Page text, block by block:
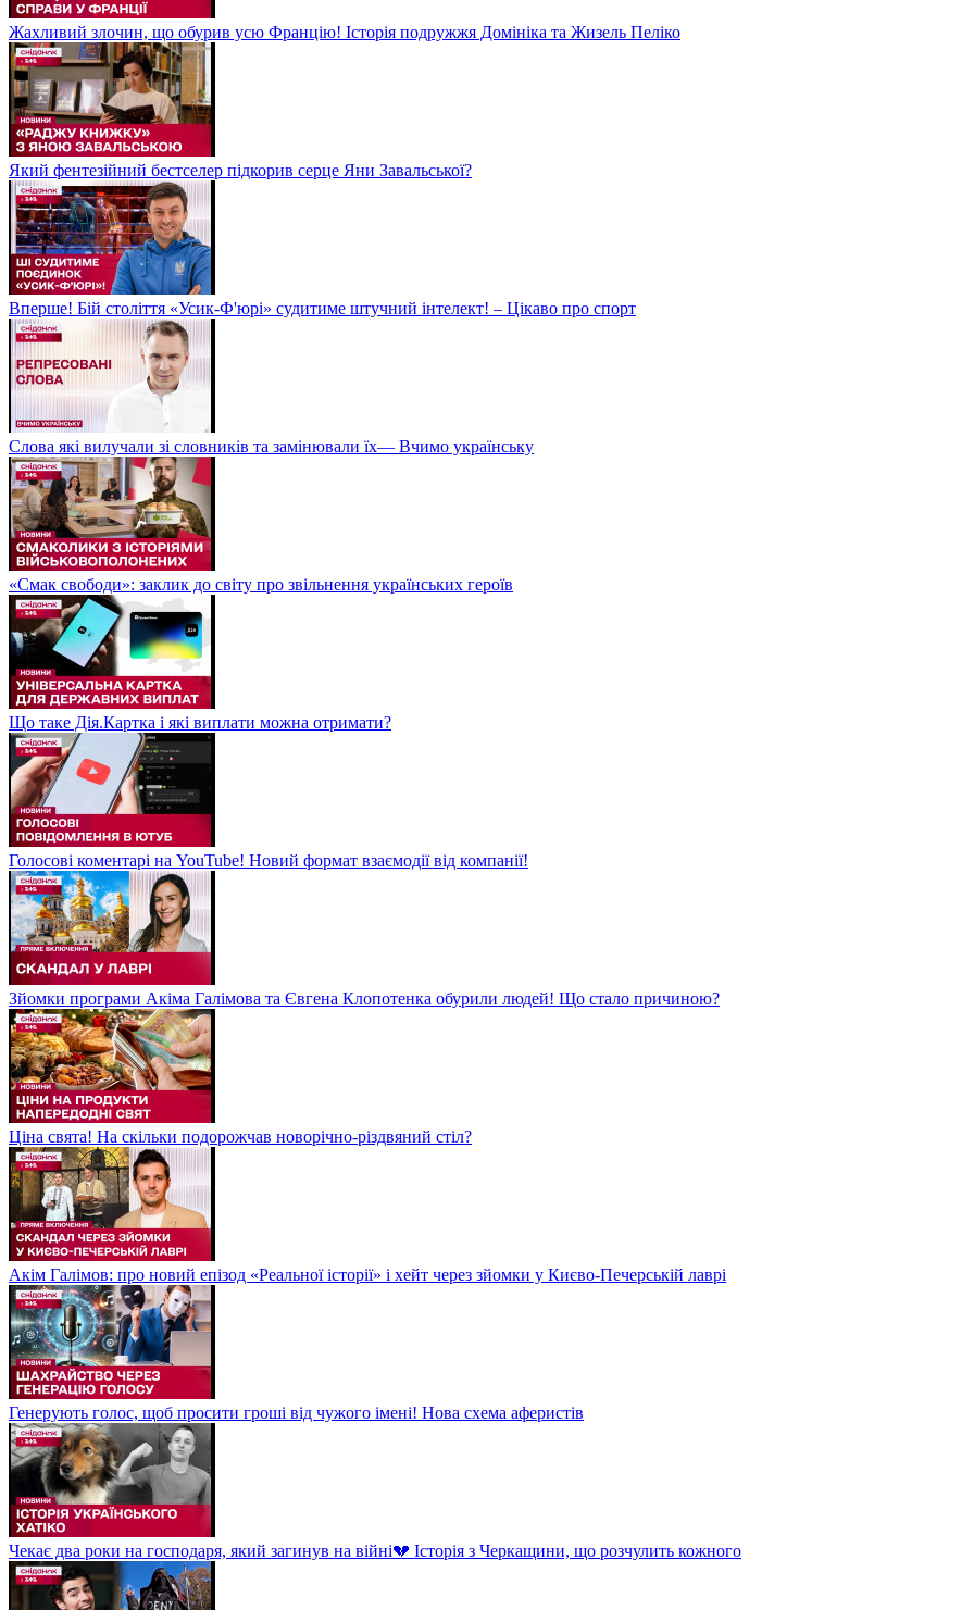
Жахливий злочин, що обурив усю Францію! Історія подружжя Домініка та Жизель Пеліко
Який фентезійний бестселер підкорив серце Яни Завальської?
Вперше! Бій століття «Усик-Ф'юрі» судитиме штучний інтелект! – Цікаво про спорт
Слова які вилучали зі словників та замінювали їх— Вчимо українську
«Смак свободи»: заклик до світу про звільнення українських героїв
Що таке Дія.Картка і які виплати можна отримати?
Голосові коментарі на YouTube! Новий формат взаємодії від компанії!
Зйомки програми Акіма Галімова та Євгена Клопотенка обурили людей! Що стало причиною?
Ціна свята! На скільки подорожчав новорічно-різдвяний стіл?
Акім Галімов: про новий епізод «Реальної історії» і хейт через зйомки у Києво-Печерській лаврі
Генерують голос, щоб просити гроші від чужого імені! Нова схема аферистів
Чекає два роки на господаря, який загинув на війні💔 Історія з Черкащини, що розчулить кожного